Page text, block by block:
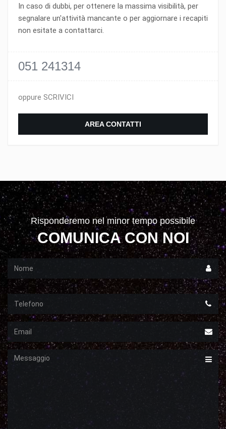
In caso di dubbi, per ottenere la massima visibilità, per
segnalare un'attività mancante o per aggiornare i recapiti
non esitate a contattarci.
051 241314
oppure SCRIVICI
AREA CONTATTI
Risponderemo nel minor tempo possibile
COMUNICA CON NOI
Messaggio